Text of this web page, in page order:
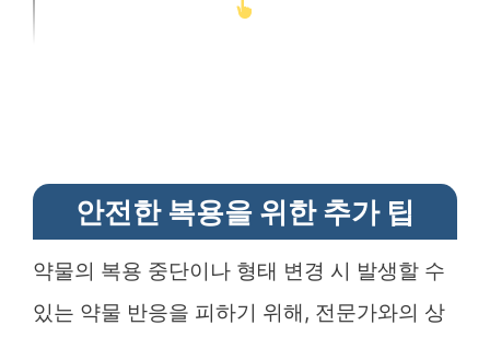
안전한 복용을 위한 추가 팁
약물의 복용 중단이나 형태 변경 시 발생할 수
있는 약물 반응을 피하기 위해, 전문가와의 상